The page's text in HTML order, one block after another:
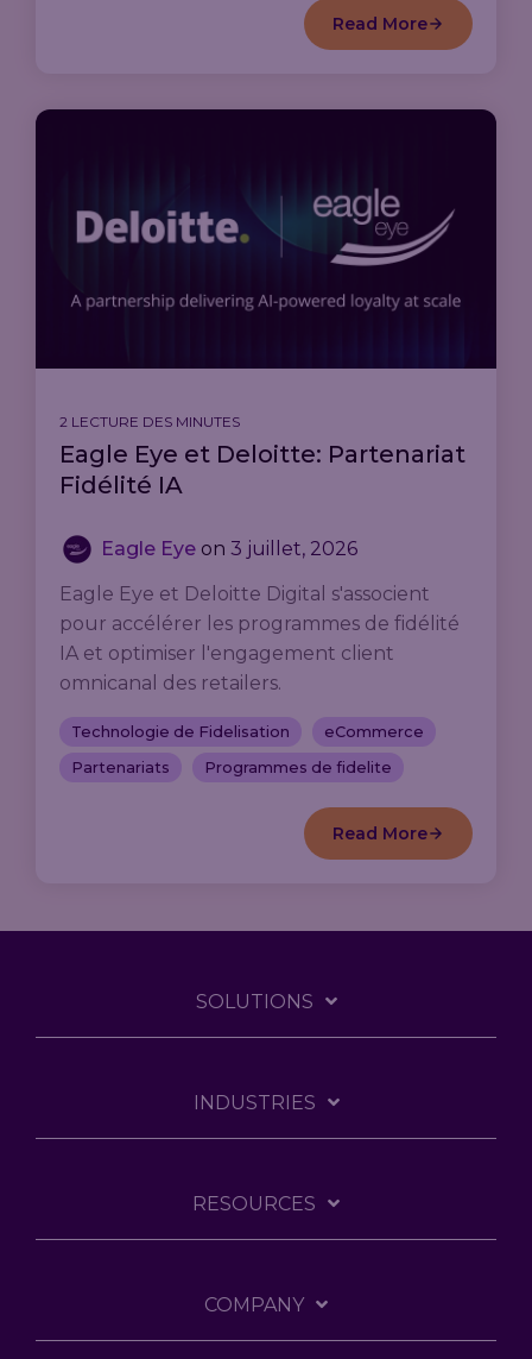
Read More
2 LECTURE DES MINUTES
Eagle Eye et Deloitte: Partenariat
Fidélité IA
Eagle Eye on 3 juillet, 2026
Eagle Eye et Deloitte Digital s'associent
pour accélérer les programmes de fidélité
IA et optimiser l'engagement client
omnicanal des retailers.
Technologie de Fidelisation
eCommerce
Partenariats
Programmes de fidelite
Read More
SOLUTIONS
INDUSTRIES
RESOURCES
COMPANY